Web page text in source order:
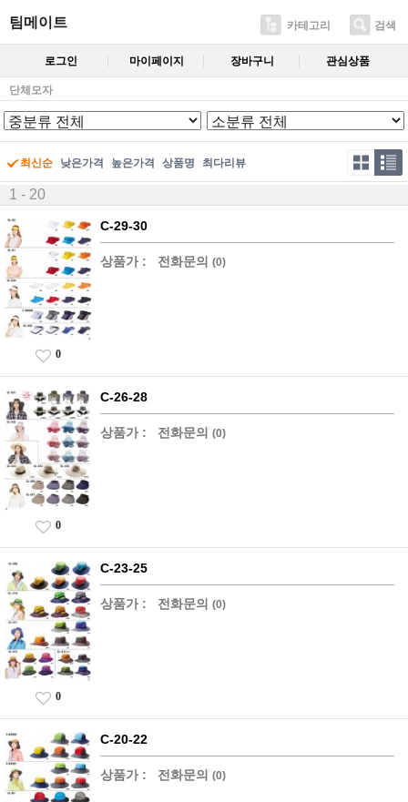
팀메이트 카테고리 검색
로그인 마이페이지 장바구니 관심상품
단체모자
최신순 낮은가격 높은가격 상품명 최다리뷰
1 - 20
C-29-30
상품가 : 전화문의 (0)
0
C-26-28
상품가 : 전화문의 (0)
0
C-23-25
상품가 : 전화문의 (0)
0
C-20-22
상품가 : 전화문의 (0)